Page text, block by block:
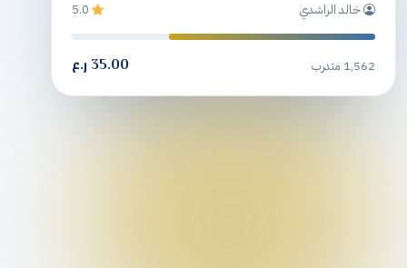
خالد الراشدي 5.0
1,562 متدرب 35.00 ر.ع